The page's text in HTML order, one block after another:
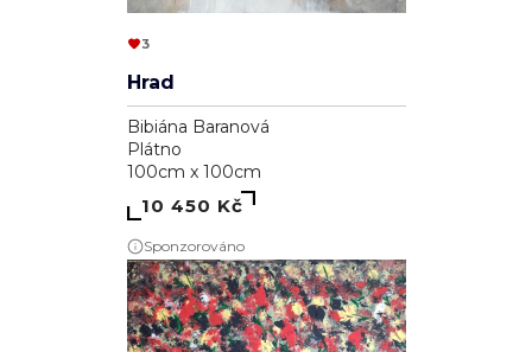
3
Hrad
Bibiána Baranová
Plátno
100cm x 100cm
10 450 Kč
Sponzorováno